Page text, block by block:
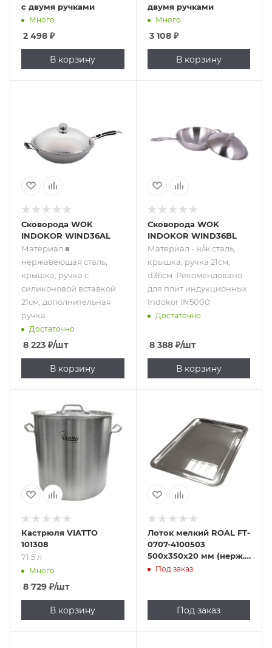
с двумя ручками
Много
2 498 ₽
В корзину
двумя ручками
Много
3 108₽
В корзину
нержавеющая
сталь, крышка,
ручка с
силиконовой
дополнительная
Сковорода WOK
INDOKOR WIND36AL
Материал ■
нержавеющая сталь,
крышка, ручка с
силиконовой вставкой
21см; дополнительная
ручка
Достаточно
8 223 ₽/шт
В корзину
ручка 21см; d36см.
Рекомендовано
Indokor IN5000
Сковорода WOK
INDOKOR WIND36BL
Материал - н/ж сталь,
крышка, ручка 21см;
d36см. Рекомендовано
для плит индукционных
Indokor IN5000
Достаточно
8 388₽/шт
В корзину
Подпись к товару
71.5 л
Кастрюля VIATTO
101308
71.5 л
Много
8 729 ₽/шт
В корзину
Лоток мелкий ROAL FT-
0707-4100503
500х350х20 мм (нерж.
сталь)
Под заказ
Под заказ